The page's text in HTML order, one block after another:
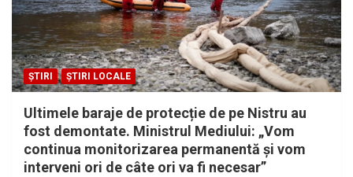
ȘTIRI ȘTIRI LOCALE
Ultimele baraje de protecție de pe Nistru au
fost demontate. Ministrul Mediului: „Vom
continua monitorizarea permanentă și vom
interveni ori de câte ori va fi necesar”